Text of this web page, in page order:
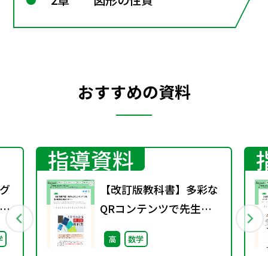
おすすめの資料
指導資料
【改訂版教科書】多彩な
QRコンテンツで先生の
授業を徹底サポート
高 数学